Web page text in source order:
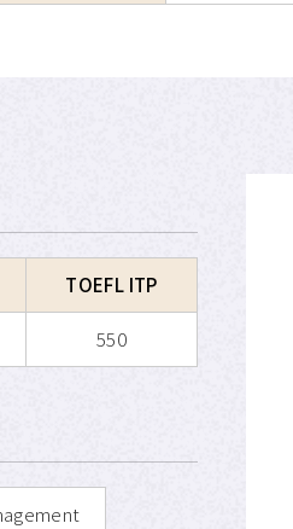
TOEFL ITP
550